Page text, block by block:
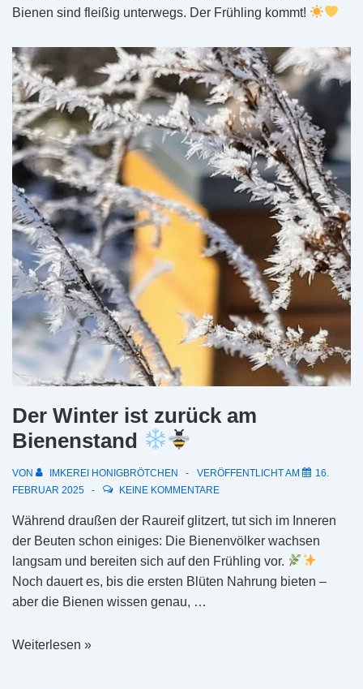
Bienen sind fleißig unterwegs. Der Frühling kommt!
Der Winter ist zurück am
Bienenstand
VON IMKEREI HONIGBRÖTCHEN VERÖFFENTLICHT AM
16.
FEBRUAR 2025
KEINE KOMMENTARE
Während draußen der Raureif glitzert, tut sich im Inneren
der Beuten schon einiges: Die Bienenvölker wachsen
langsam und bereiten sich auf den Frühling vor.
Noch dauert es, bis die ersten Blüten Nahrung bieten –
aber die Bienen wissen genau, …
Der
Weiterlesen »